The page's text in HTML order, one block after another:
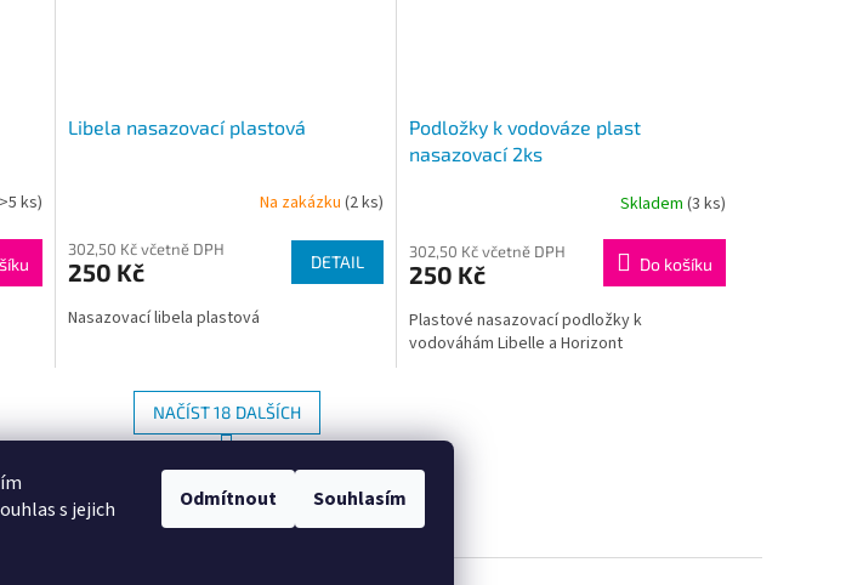
s jejich
Odmítnout Souhlasím
ks)
Libela nasazovací plastová
Na zakázku (2 ks)
302,50 Kč včetně DPH
250 Kč DETAIL
Nasazovací libela plastová
Podložky k vodováze plast
nasazovací 2ks
Skladem (3 ks)
302,50 Kč včetně DPH
250 Kč Do košíku
Plastové nasazovací podložky k
vodováhám Libelle a Horizont
O
v
l
á
NAČÍST 18 DALŠÍCH
S
t
r
á
n
NAHORU